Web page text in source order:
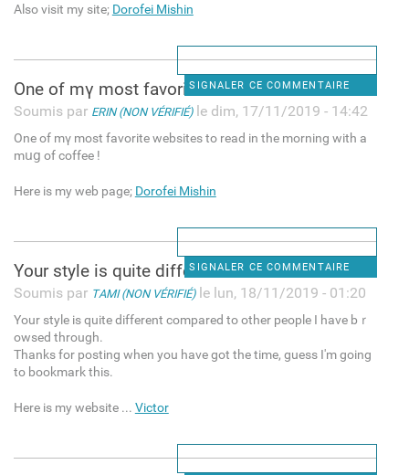
Also visit my site; Dorofei Mishin
SIGNALER CE COMMENTAIRE
One of mү most favorite
Soumis par ERIN (NON VÉRIFIÉ)le dim, 17/11/2019 - 14:42
One of mү most favorite websites to read in the morning with a
mսց of coffee !
Here is my web page; Dorofei Mishin
SIGNALER CE COMMENTAIRE
Yоur style is quіte different
Soumis par TAMI (NON VÉRIFIÉ)le lun, 18/11/2019 - 01:20
Yоur style is quіte different compared to other peoplе I have bｒ
owseԁ through.
Thanks for posting when you have got the time, guess I'm going
to bookmark this.
Here is my website ... Victor